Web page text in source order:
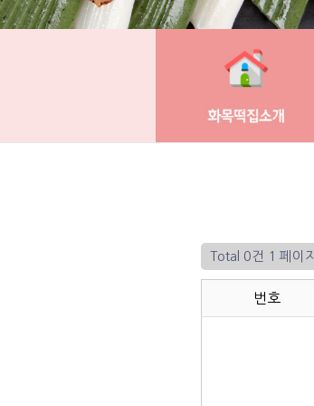
Total 0건 1 페이지
번호